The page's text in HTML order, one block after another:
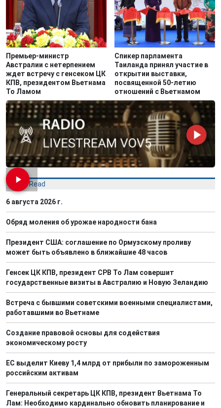
Премьер-министр
Австралии с нетерпением
ждет встречу с генсеком ЦК
КПВ, президентом Вьетнама
То Ламом
Спикер парламента
Таиланда принял участие в
открытии выставки,
посвященной 50-летию
отношений с Вьетнамом
Most Read
6 августа 2026 г.
Обряд моления об урожае народности бана
Президент США: соглашение по Ормузскому проливу
может быть объявлено в ближайшие 48 часов
Генсек ЦК КПВ, президент СРВ То Лам совершит
государственные визиты в Австралию и Новую Зеландию
Встреча с бывшими советскими военными специалистами,
работавшими во Вьетнаме
Создание правовой основы для содействия
экономическому росту
ЕС выделит Киеву 1,4 млрд от прибыли по замороженным
российским активам
Генеральный секретарь ЦК КПВ, президент Вьетнама То
Лам: Необходимо кардинально обновить планирование и